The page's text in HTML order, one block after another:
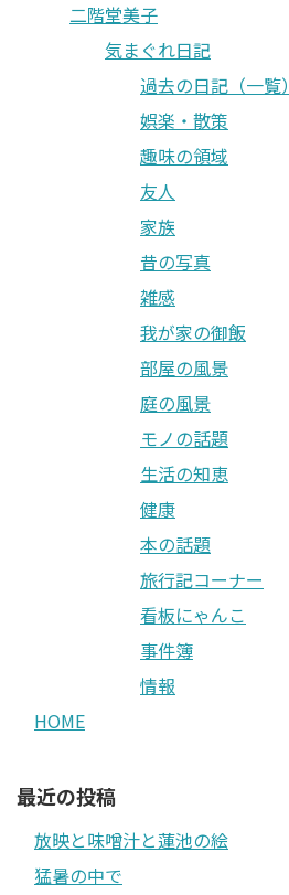
二階堂美子
気まぐれ日記
過去の日記（一覧）
娯楽・散策
趣味の領域
友人
家族
昔の写真
雑感
我が家の御飯
部屋の風景
庭の風景
モノの話題
生活の知恵
健康
本の話題
旅行記コーナー
看板にゃんこ
事件簿
情報
HOME
最近の投稿
放映と味噌汁と蓮池の絵
猛暑の中で